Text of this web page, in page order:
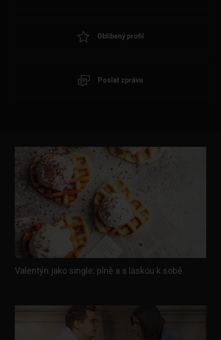
Oblíbený profil
Poslat zprávu
Valentýn jako single: plně a s láskou k sobě